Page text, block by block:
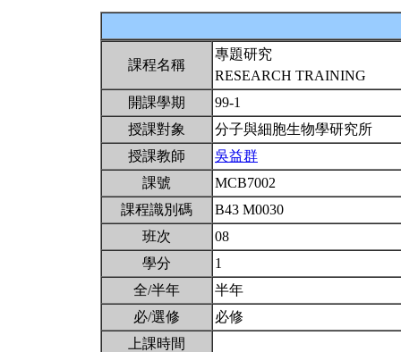
課程名稱
專題研究
RESEARCH TRAINING
開課學期
99-1
授課對象
分子與細胞生物學研究所
授課教師
吳益群
課號
MCB7002
課程識別碼
B43 M0030
班次
08
學分
1
全/半年
半年
必/選修
必修
上課時間